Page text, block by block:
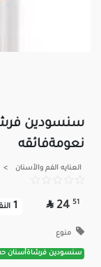
سنسودين
نعومةفائقه
العنايه الفم والأسنان >
51
24

1
منوع
سنسودين فرشاةأسنان